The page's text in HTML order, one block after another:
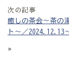
次の記事
癒しの茶会〜茶の
ト〜／2024.12.13
»